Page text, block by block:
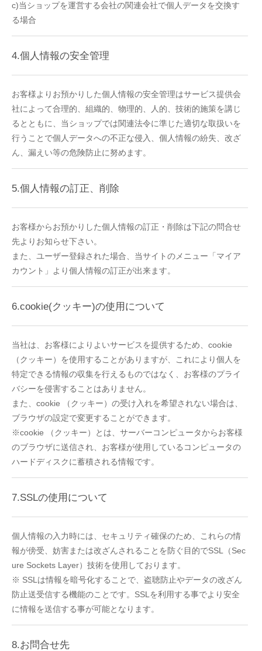
c)当ショップを運営する会社の関連会社で個人データを交換す
る場合
4.個人情報の安全管理
お客様よりお預かりした個人情報の安全管理はサービス提供会
社によって合理的、組織的、物理的、人的、技術的施策を講じ
るとともに、当ショップでは関連法令に準じた適切な取扱いを
行うことで個人データへの不正な侵入、個人情報の紛失、改ざ
ん、漏えい等の危険防止に努めます。
5.個人情報の訂正、削除
お客様からお預かりした個人情報の訂正・削除は下記の問合せ
先よりお知らせ下さい。
また、ユーザー登録された場合、当サイトのメニュー「マイア
カウント」より個人情報の訂正が出来ます。
6.cookie(クッキー)の使用について
当社は、お客様によりよいサービスを提供するため、cookie
（クッキー）を使用することがありますが、これにより個人を
特定できる情報の収集を行えるものではなく、お客様のプライ
バシーを侵害することはありません。
また、cookie （クッキー）の受け入れを希望されない場合は、
ブラウザの設定で変更することができます。
※cookie （クッキー）とは、サーバーコンピュータからお客様
のブラウザに送信され、お客様が使用しているコンピュータの
ハードディスクに蓄積される情報です。
7.SSLの使用について
個人情報の入力時には、セキュリティ確保のため、これらの情
報が傍受、妨害または改ざんされることを防ぐ目的でSSL（Sec
ure Sockets Layer）技術を使用しております。
※ SSLは情報を暗号化することで、盗聴防止やデータの改ざん
防止送受信する機能のことです。SSLを利用する事でより安全
に情報を送信する事が可能となります。
8.お問合せ先